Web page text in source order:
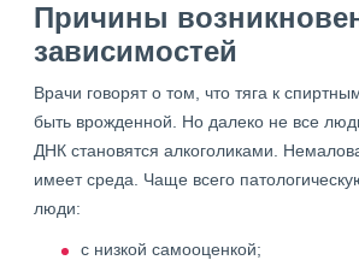
Причины
зависимостей
Врачи говорят о том, что тяга к
быть врожденной. Но далеко не все
ДНК становятся алкоголиками.
имеет среда. Чаще всего
люди:
с низкой самооценкой;